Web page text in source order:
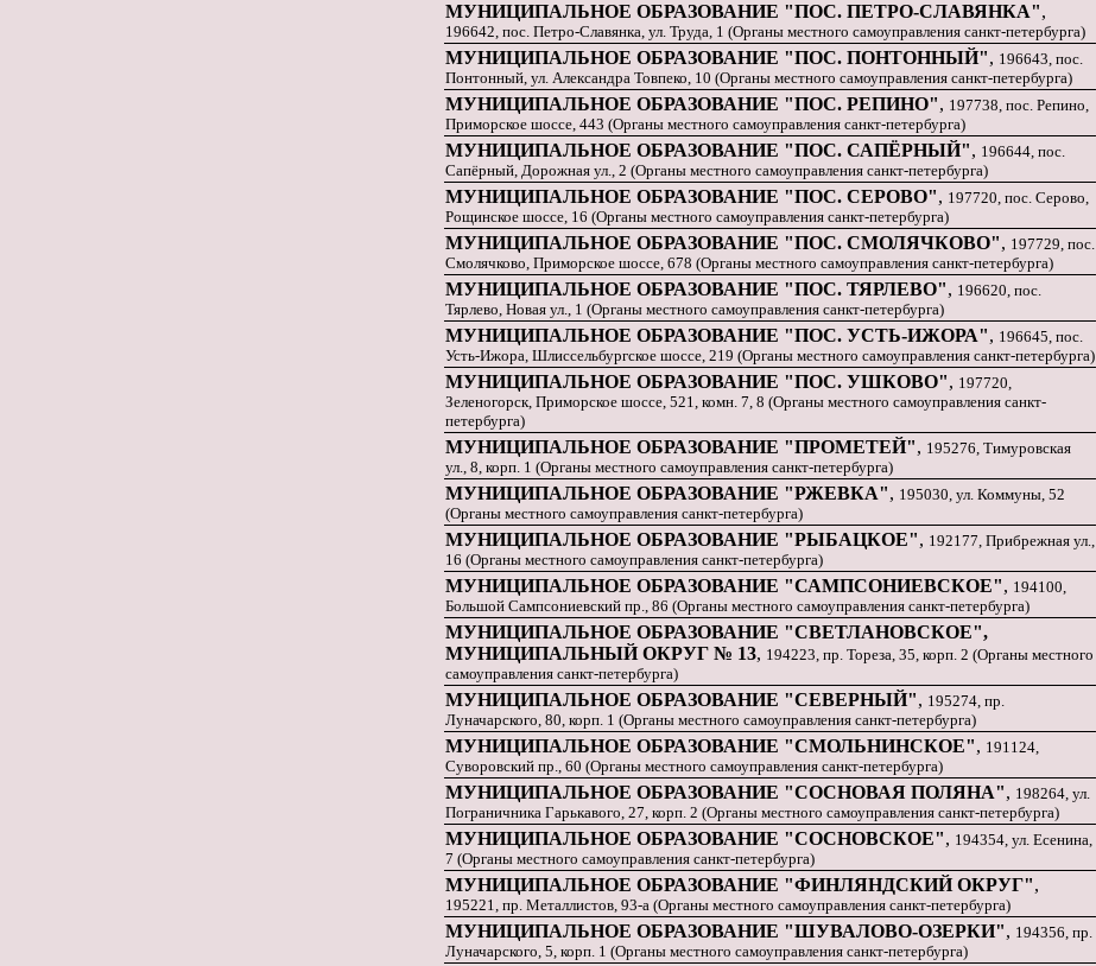
МУНИЦИПАЛЬНОЕ ОБРАЗОВАНИЕ "ПОС. ПЕТРО-СЛАВЯНКА",
196642, пос. Петро-Славянка, ул. Труда, 1 (Органы местного самоуправления санкт-петербурга)
МУНИЦИПАЛЬНОЕ ОБРАЗОВАНИЕ "ПОС. ПОНТОННЫЙ", 196643, пос.
Понтонный, ул. Александра Товпеко, 10 (Органы местного самоуправления санкт-петербурга)
МУНИЦИПАЛЬНОЕ ОБРАЗОВАНИЕ "ПОС. РЕПИНО", 197738, пос. Репино,
Приморское шоссе, 443 (Органы местного самоуправления санкт-петербурга)
МУНИЦИПАЛЬНОЕ ОБРАЗОВАНИЕ "ПОС. САПЁРНЫЙ", 196644, пос.
Сапёрный, Дорожная ул., 2 (Органы местного самоуправления санкт-петербурга)
МУНИЦИПАЛЬНОЕ ОБРАЗОВАНИЕ "ПОС. СЕРОВО", 197720, пос. Серово,
Рощинское шоссе, 16 (Органы местного самоуправления санкт-петербурга)
МУНИЦИПАЛЬНОЕ ОБРАЗОВАНИЕ "ПОС. СМОЛЯЧКОВО", 197729, пос.
Смолячково, Приморское шоссе, 678 (Органы местного самоуправления санкт-петербурга)
МУНИЦИПАЛЬНОЕ ОБРАЗОВАНИЕ "ПОС. ТЯРЛЕВО", 196620, пос.
Тярлево, Новая ул., 1 (Органы местного самоуправления санкт-петербурга)
МУНИЦИПАЛЬНОЕ ОБРАЗОВАНИЕ "ПОС. УСТЬ-ИЖОРА", 196645, пос.
Усть-Ижора, Шлиссельбургское шоссе, 219 (Органы местного самоуправления санкт-петербурга)
МУНИЦИПАЛЬНОЕ ОБРАЗОВАНИЕ "ПОС. УШКОВО", 197720,
Зеленогорск, Приморское шоссе, 521, комн. 7, 8 (Органы местного самоуправления санкт-
петербурга)
МУНИЦИПАЛЬНОЕ ОБРАЗОВАНИЕ "ПРОМЕТЕЙ", 195276, Тимуровская
ул., 8, корп. 1 (Органы местного самоуправления санкт-петербурга)
МУНИЦИПАЛЬНОЕ ОБРАЗОВАНИЕ "РЖЕВКА", 195030, ул. Коммуны, 52
(Органы местного самоуправления санкт-петербурга)
МУНИЦИПАЛЬНОЕ ОБРАЗОВАНИЕ "РЫБАЦКОЕ", 192177, Прибрежная ул.,
16 (Органы местного самоуправления санкт-петербурга)
МУНИЦИПАЛЬНОЕ ОБРАЗОВАНИЕ "САМПСОНИЕВСКОЕ", 194100,
Большой Сампсониевский пр., 86 (Органы местного самоуправления санкт-петербурга)
МУНИЦИПАЛЬНОЕ ОБРАЗОВАНИЕ "СВЕТЛАНОВСКОЕ",
МУНИЦИПАЛЬНЫЙ ОКРУГ № 13, 194223, пр. Тореза, 35, корп. 2 (Органы местного
самоуправления санкт-петербурга)
МУНИЦИПАЛЬНОЕ ОБРАЗОВАНИЕ "СЕВЕРНЫЙ", 195274, пр.
Луначарского, 80, корп. 1 (Органы местного самоуправления санкт-петербурга)
МУНИЦИПАЛЬНОЕ ОБРАЗОВАНИЕ "СМОЛЬНИНСКОЕ", 191124,
Суворовский пр., 60 (Органы местного самоуправления санкт-петербурга)
МУНИЦИПАЛЬНОЕ ОБРАЗОВАНИЕ "СОСНОВАЯ ПОЛЯНА", 198264, ул.
Пограничника Гарькавого, 27, корп. 2 (Органы местного самоуправления санкт-петербурга)
МУНИЦИПАЛЬНОЕ ОБРАЗОВАНИЕ "СОСНОВСКОЕ", 194354, ул. Есенина,
7 (Органы местного самоуправления санкт-петербурга)
МУНИЦИПАЛЬНОЕ ОБРАЗОВАНИЕ "ФИНЛЯНДСКИЙ ОКРУГ",
195221, пр. Металлистов, 93-а (Органы местного самоуправления санкт-петербурга)
МУНИЦИПАЛЬНОЕ ОБРАЗОВАНИЕ "ШУВАЛОВО-ОЗЕРКИ", 194356, пр.
Луначарского, 5, корп. 1 (Органы местного самоуправления санкт-петербурга)